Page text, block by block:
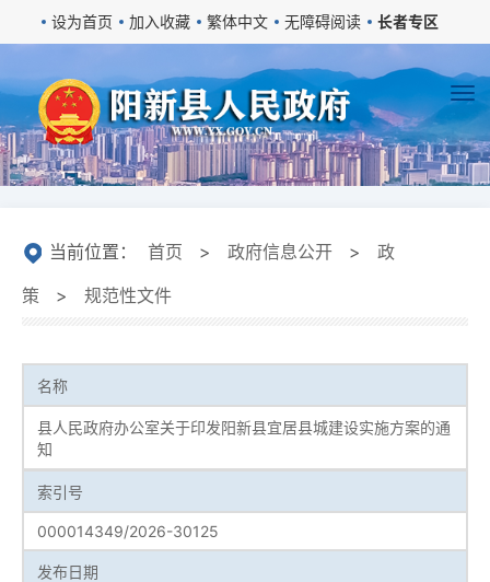
设为首页 加入收藏 繁体中文 无障碍阅读 长者专区
当前位置： 首页 > 政府信息公开 >
政
策
> 规范性文件
名称
县人民政府办公室关于印发阳新县宜居县城建设实施方案的通
知
索引号
000014349/2026-30125
发布日期